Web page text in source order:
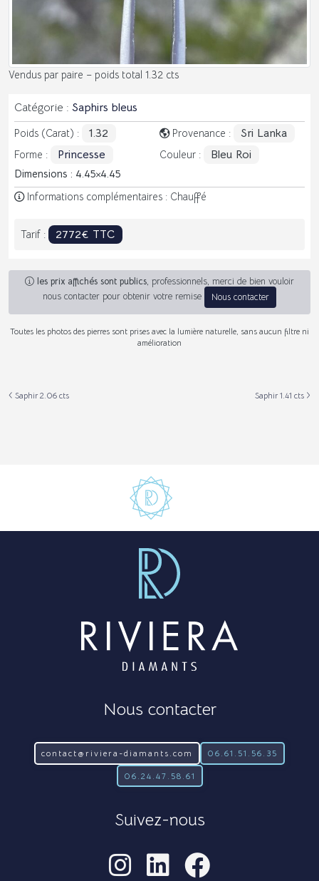
Vendus par paire – poids total 1.32 cts
Catégorie : Saphirs bleus
Poids (Carat) : 1.32 Provenance : Sri Lanka
Forme : Princesse Couleur : Bleu Roi
Dimensions : 4.45 4.45
Informations complémentaires : Chauffé
Tarif : 2772€ TTC
les prix affichés sont publics, professionnels, merci de bien vouloir
nous contacter pour obtenir votre remise
Nous contacter
Toutes les photos des pierres sont prises avec la lumière naturelle, sans aucun filtre ni
amélioration
Saphir 2.06 cts Saphir 1.41 cts
Nous contacter
contact@riviera-diamants.com 06.61.51.56.35
06.24.47.58.61
Suivez-nous